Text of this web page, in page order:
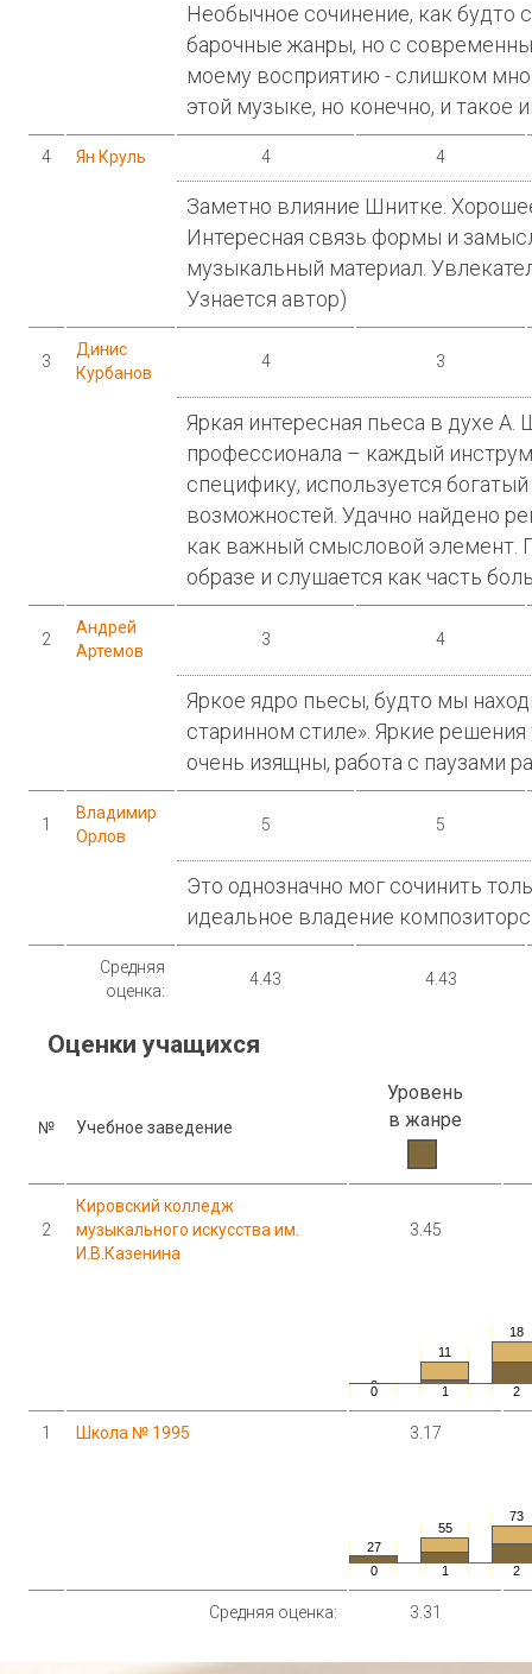
Необычное сочинение, как будто
барочные жанры, но с
моему восприятию - слишком
этой музыке, но конечно, и такое
4 Ян Круль 4 4
Заметно влияние Шнитке.
Интересная связь формы и
музыкальный материал.
Узнается автор)
3
Динис
Курбанов
4 3
Яркая интересная пьеса в духе А.
профессионала – каждый
специфику, используется
возможностей. Удачно найдено
как важный смысловой элемент.
образе и слушается как часть
2
Андрей
Артемов
3 4
Яркое ядро пьесы, будто мы
старинном стиле». Яркие
очень изящны, работа с паузами
1
Владимир
Орлов
5 5
Это однозначно мог сочинить
идеальное владение
Средняя
оценка:
4.43 4.43
Оценки учащихся
№ Учебное заведение
Уровень
в жанре
2
Кировский колледж
музыкального искусства им.
И.В.Казенина
3.45
0
0
11
1
18
2
1 Школа № 1995 3.17
27
0
55
1
73
2
Средняя оценка: 3.31